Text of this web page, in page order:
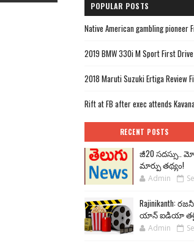
POPULAR POSTS
Native American gambling pioneer
2019 BMW 330i M Sport First
2018 Maruti Suzuki Ertiga Review
Rift at FB after exec attends
RECENT POSTS
జీ20 సదస్సు..
మార్పు తథ్యం!
Admin
Rajinikanth:
యాన్ ఐడియా
Admin